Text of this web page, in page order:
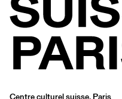
Centre culturel suisse. Paris